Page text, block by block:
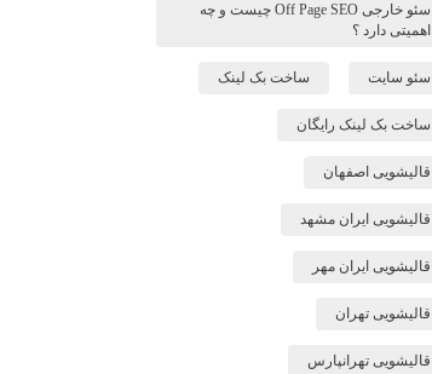
سئو خارجی Off Page SEO چیست و چه
اهمیتی دارد ؟
سئو سایت ساخت بک لینک
ساخت بک لینک رایگان
قالیشویی اصفهان
قالیشویی ایران مشهد
قالیشویی ایران مهر
قالیشویی تهران
قالیشویی تهرانپارس